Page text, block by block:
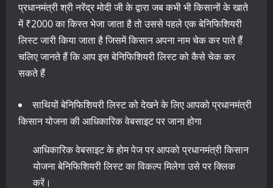
प्रधानमंत्री श्री नरेंद्र मोदी जी के द्वारा जब कभी भी किसानों के खाते
में ₹2000 का किस्त भेजा जाता है तो उससे पहले एक बेनिफिशियरी
लिस्ट जारी किया जाता है जिसमें किसान अपना नाम चेक कर पाते हैं
चलिए जानते हैं कि आप इस बेनिफिशियरी लिस्ट को कैसे चेक कर
सकते हैं
साथियों बेनिफिशियरी लिस्ट को देखने के लिए आपको प्रधानमंत्री
किसान योजना की आधिकारिक वेबसाइट पर जाना होगा
आधिकारिक वेबसाइट के होम पेज पर आपको प्रधानमंत्री किसान
योजना बेनिफिशियरी लिस्ट का विकल्प मिलेगा उसे पर क्लिक
करें।